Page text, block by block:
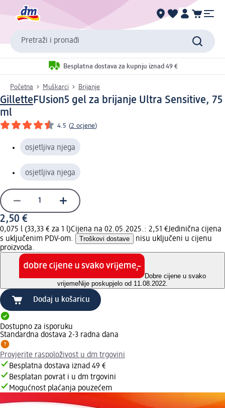
Pretraži i pronađi
Besplatna dostava za kupnju iznad 49 €
Početna Muškarci Brijanje
GilletteFUsion5 gel za brijanje Ultra Sensitive, 75
ml
4.5 (2 ocjene)
osjetljiva njega
osjetljiva njega
2,50 €
0,075 l (33,33 € za 1 l)Cijena na 02.05.2025.: 2,51 €Jedinična cijena
s uključenim PDV-om.
Troškovi dostave
nisu uključeni u cijenu
proizvoda.
Dobre cijene u svako
vrijemeNije poskupjelo od 11.08.2022.
Dodaj u košaricu
Dostupno za isporuku
Standardna dostava 2-3 radna dana
Provjerite raspoloživost u dm trgovini
Besplatna dostava iznad 49 €
Besplatan povrat i u dm trgovini
Mogućnost plaćanja pouzećem